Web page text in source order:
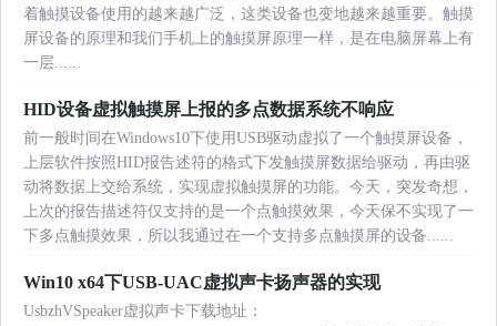
着触摸设备使用的越来越广泛，这类设备也变地越来越重要。触摸
屏设备的原理和我们手机上的触摸屏原理一样，是在电脑屏幕上有
一层......
HID设备虚拟触摸屏上报的多点数据系统不响应
前一般时间在Windows10下使用USB驱动虚拟了一个触摸屏设备，
上层软件按照HID报告述符的格式下发触摸屏数据给驱动，再由驱
动将数据上交给系统，实现虚拟触摸屏的功能。今天，突发奇想，
上次的报告描述符仅支持的是一个点触摸效果，今天保不实现了一
下多点触摸效果，所以我通过在一个支持多点触摸屏的设备......
Win10 x64下USB-UAC虚拟声卡扬声器的实现
UsbzhVSpeaker虚拟声卡下载地址：